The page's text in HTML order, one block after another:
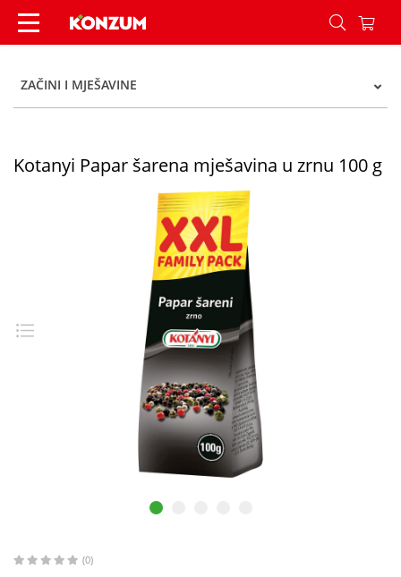
Kotanyi Papar šarena mješavina u zrnu 100 g -
ZAČINI I MJEŠAVINE
Kotanyi Papar šarena mješavina u zrnu 100 g
(0)